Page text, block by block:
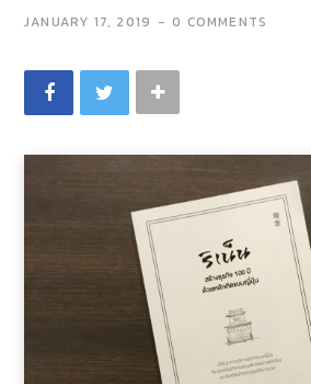
JANUARY 17, 2019 0 COMMENTS